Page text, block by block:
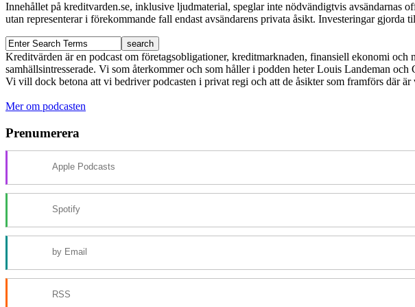
Innehållet på kreditvarden.se, inklusive ljudmaterial, speglar inte nödvändigtvis avsändarnas
utan representerar i förekommande fall endast avsändarens privata åsikt. Investeringar
Kreditvärden är en podcast om företagsobligationer, kreditmarknaden, finansiell ekonomi
samhällsintresserade. Vi som återkommer och som håller i podden heter Louis Landeman
Vi vill dock betona att vi bedriver podcasten i privat regi och att de åsikter som framförs där är
Mer om podcasten
Prenumerera
Apple Podcasts
Spotify
by Email
RSS